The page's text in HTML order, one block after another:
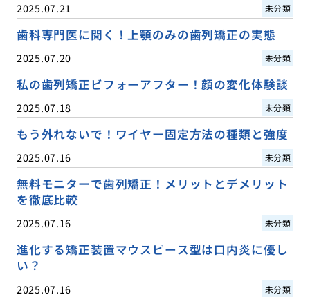
2025.07.21 未分類
歯科専門医に聞く！上顎のみの歯列矯正の実態
2025.07.20 未分類
私の歯列矯正ビフォーアフター！顔の変化体験談
2025.07.18 未分類
もう外れないで！ワイヤー固定方法の種類と強度
2025.07.16 未分類
無料モニターで歯列矯正！メリットとデメリット
を徹底比較
2025.07.16 未分類
進化する矯正装置マウスピース型は口内炎に優し
い？
2025.07.16 未分類